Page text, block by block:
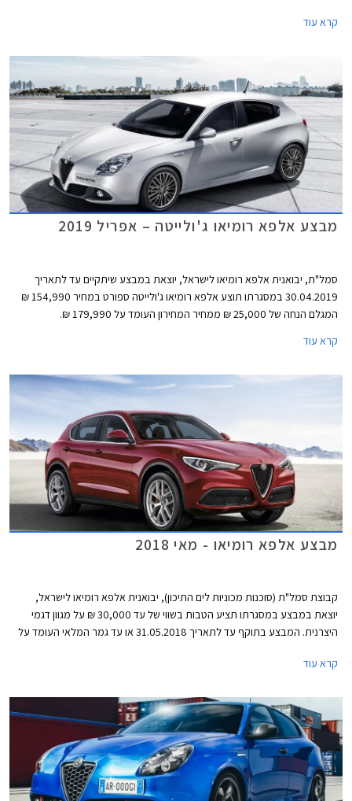
בישראל.
קרא עוד
מבצע אלפא רומיאו ג'ולייטה – אפריל 2019
סמל"ת, יבואנית אלפא רומיאו לישראל, יוצאת במבצע שיתקיים עד לתאריך
30.04.2019 במסגרתו תוצע אלפא רומיאו ג'ולייטה ספורט במחיר 154,990 ₪
המגלם הנחה של 25,000 ₪ ממחיר המחירון העומד על 179,990 ₪.
קרא עוד
מבצע אלפא רומיאו - מאי 2018
קבוצת סמל"ת (סוכנות מכוניות לים התיכון), יבואנית אלפא רומיאו לישראל,
יוצאת במבצע במסגרתו תציע הטבות בשווי של עד 30,000 ₪ על מגוון דגמי
היצרנית. המבצע בתוקף עד לתאריך 31.05.2018 או עד גמר המלאי העומד על
קרא עוד